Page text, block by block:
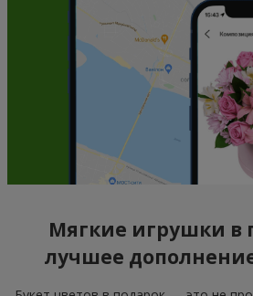
Мягкие игрушки в
лучшее